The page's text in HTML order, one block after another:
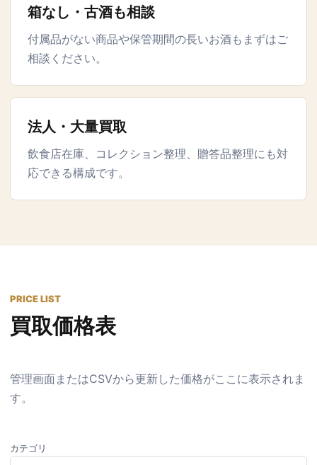
箱なし・古酒も相談
付属品がない商品や保管期間の長いお酒もまずはご
相談ください。
法人・大量買取
飲食店在庫、コレクション整理、贈答品整理にも対
応できる構成です。
PRICE LIST
買取価格表
管理画面またはCSVから更新した価格がここに表示されま
す。
カテゴリ